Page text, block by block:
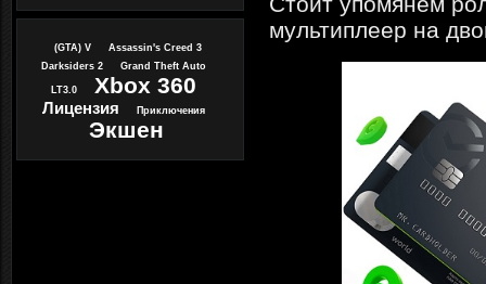
(GTA) V
Assassin's Creed 3
Darksiders 2
Grand Theft Auto
LT3.0 Xbox 360
Лицензия Приключения
Экшен
мультиплеер на